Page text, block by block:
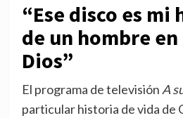
“Ese disco es
de un hombre en
Dios”
El programa de televisiónA
particular historia de vida de